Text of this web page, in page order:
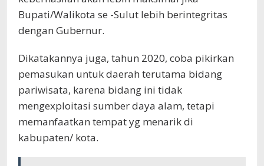
Bupati/Walikota se -Sulut lebih berintegritas
dengan Gubernur.
Dikatakannya juga, tahun 2020, coba pikirkan
pemasukan untuk daerah terutama bidang
pariwisata, karena bidang ini tidak
mengexploitasi sumber daya alam, tetapi
memanfaatkan tempat yg menarik di
kabupaten/ kota.